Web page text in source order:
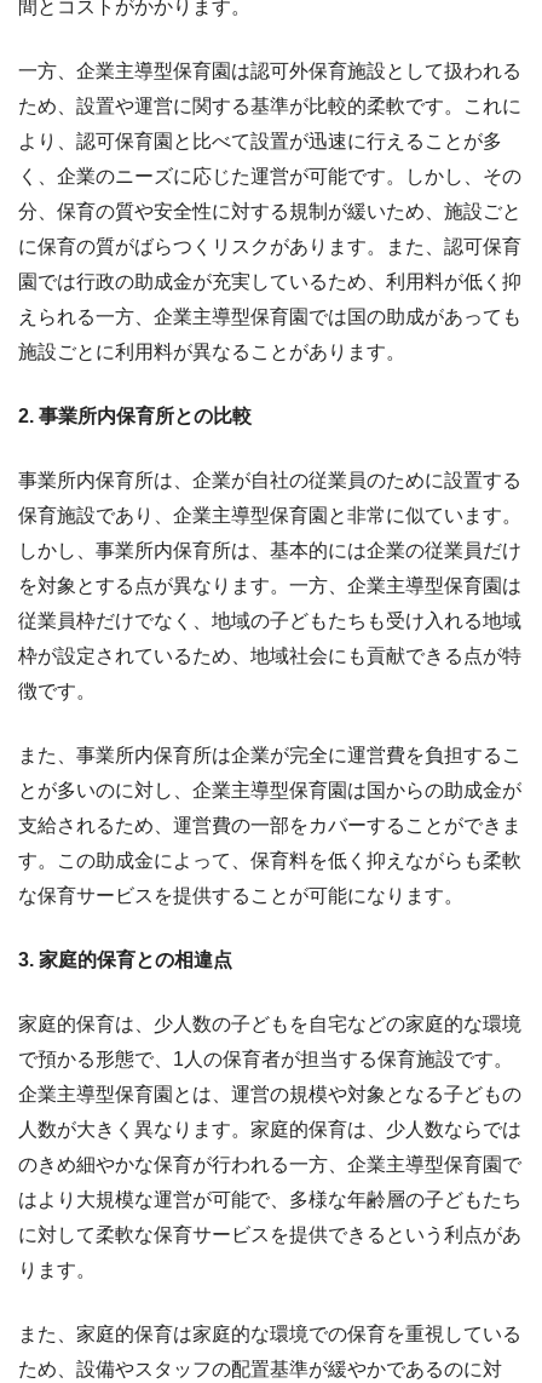
間とコストがかかります。
一方、企業主導型保育園は認可外保育施設として扱われる
ため、設置や運営に関する基準が比較的柔軟です。これに
より、認可保育園と比べて設置が迅速に行えることが多
く、企業のニーズに応じた運営が可能です。しかし、その
分、保育の質や安全性に対する規制が緩いため、施設ごと
に保育の質がばらつくリスクがあります。また、認可保育
園では行政の助成金が充実しているため、利用料が低く抑
えられる一方、企業主導型保育園では国の助成があっても
施設ごとに利用料が異なることがあります。
2. 事業所内保育所との比較
事業所内保育所は、企業が自社の従業員のために設置する
保育施設であり、企業主導型保育園と非常に似ています。
しかし、事業所内保育所は、基本的には企業の従業員だけ
を対象とする点が異なります。一方、企業主導型保育園は
従業員枠だけでなく、地域の子どもたちも受け入れる地域
枠が設定されているため、地域社会にも貢献できる点が特
徴です。
また、事業所内保育所は企業が完全に運営費を負担するこ
とが多いのに対し、企業主導型保育園は国からの助成金が
支給されるため、運営費の一部をカバーすることができま
す。この助成金によって、保育料を低く抑えながらも柔軟
な保育サービスを提供することが可能になります。
3. 家庭的保育との相違点
家庭的保育は、少人数の子どもを自宅などの家庭的な環境
で預かる形態で、1人の保育者が担当する保育施設です。
企業主導型保育園とは、運営の規模や対象となる子どもの
人数が大きく異なります。家庭的保育は、少人数ならでは
のきめ細やかな保育が行われる一方、企業主導型保育園で
はより大規模な運営が可能で、多様な年齢層の子どもたち
に対して柔軟な保育サービスを提供できるという利点があ
ります。
また、家庭的保育は家庭的な環境での保育を重視している
ため、設備やスタッフの配置基準が緩やかであるのに対